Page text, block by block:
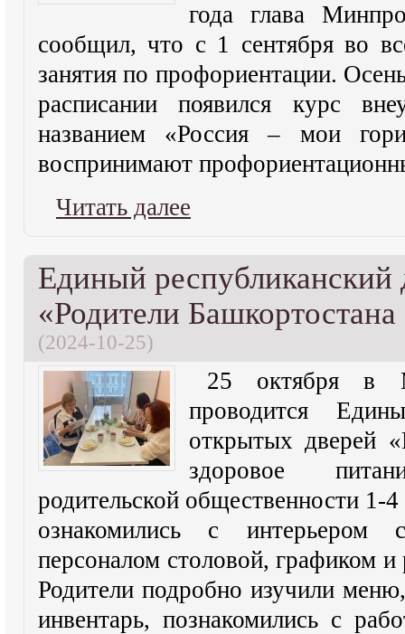
года глава
сообщил, что с 1 сентября во
занятия по профориентации.
расписании появился курс
названием «Россия – мои
воспринимают
Читать далее
Единый республиканский
«Родители
(2024-10-25)
25 октября
проводится
открытых дверей
здоровое
родительской общественности 1-
ознакомились с интерьером
персоналом столовой, графиком
Родители подробно изучили
инвентарь, познакомились с